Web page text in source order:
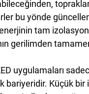
bu yönde
tam
gerilimden
uygulamaları
bariyeridir. Küçük